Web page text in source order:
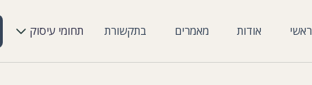
ראשי אודות מאמרים בתקשורת תחומי עיסוק